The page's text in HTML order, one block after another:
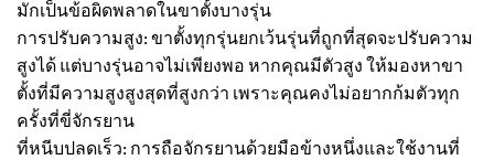
มักเป็นข้อผิดพลาดในขาตั้งบางรุ่น
การปรับความสูง: ขาตั้งทุกรุ่นยกเว้นรุ่นที่ถูกที่สุดจะปรับความ
สูงได้ แต่บางรุ่นอาจไม่เพียงพอ หากคุณมีตัวสูง ให้มองหาขา
ตั้งที่มีความสูงสูงสุดที่สูงกว่า เพราะคุณคงไม่อยากก้มตัวทุก
ครั้งที่ขี่จักรยาน
ที่หนีบปลดเร็ว: การถือจักรยานด้วยมือข้างหนึ่งและใช้งานที่